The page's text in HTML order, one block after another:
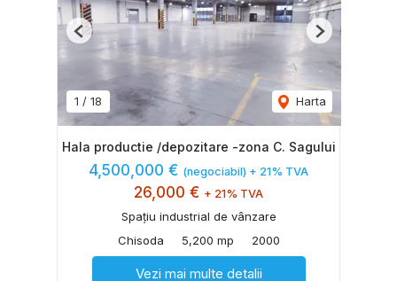
1 / 18 Harta
Previous Next
Hala productie /depozitare -zona C. Sagului
4,500,000 € (negociabil) + 21% TVA
26,000 € + 21% TVA
Spațiu industrial de vânzare
Chisoda
5,200 mp 2000
Vezi mai multe detalii